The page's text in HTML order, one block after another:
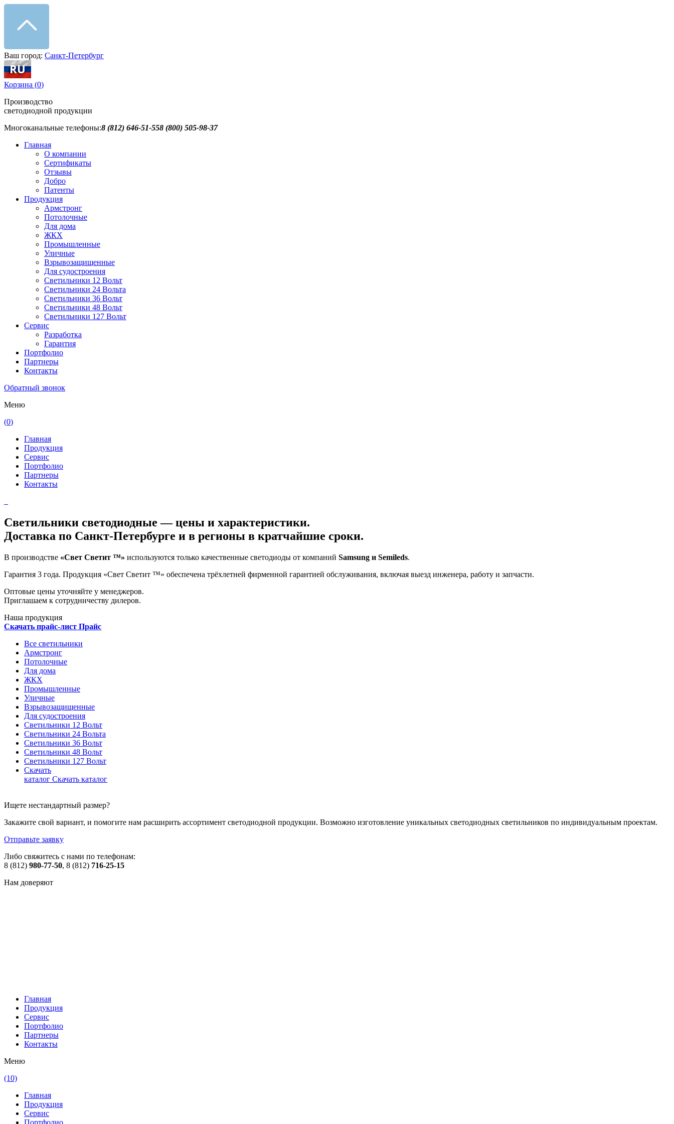
Ваш город: Санкт-Петербург
Корзина (0)
Производство
светодиодной продукции
Многоканальные телефоны:8 (812) 646-51-558 (800) 505-98-37
Главная
О компании
Сертификаты
Отзывы
Добро
Патенты
Продукция
Армстронг
Потолочные
Для дома
ЖКХ
Промышленные
Уличные
Взрывозащищенные
Для судостроения
Светильники 12 Вольт
Светильники 24 Вольта
Светильники 36 Вольт
Светильники 48 Вольт
Светильники 127 Вольт
Сервис
Разработка
Гарантия
Портфолио
Партнеры
Контакты
Обратный звонок
Меню
(0)
Главная
Продукция
Сервис
Портфолио
Партнеры
Контакты
Светильники светодиодные — цены и характеристики.
Доставка по Санкт-Петербурге и в регионы в кратчайшие сроки.
В производстве «Свет Светит ™» используются только качественные светодиоды от компаний Samsung и Semileds.
Гарантия 3 года. Продукция «Свет Светит ™» обеспечена трёхлетней фирменной гарантией обслуживания, включая выезд инженера, работу и запчасти.
Оптовые цены уточняйте у менеджеров.
Приглашаем к сотрудничеству дилеров.
Наша продукция
Скачать прайс-лист Прайс
Все светильники
Армстронг
Потолочные
Для дома
ЖКХ
Промышленные
Уличные
Взрывозащищенные
Для судостроения
Светильники 12 Вольт
Светильники 24 Вольта
Светильники 36 Вольт
Светильники 48 Вольт
Светильники 127 Вольт
Скачать
каталог Скачать каталог
Ищете нестандартный размер?
Закажите свой вариант, и помогите нам расширить ассортимент светодиодной продукции. Возможно изготовление уникальных светодиодных светильников по индивидуальным проектам.
Отправьте заявку
Либо свяжитесь с нами по телефонам:
8 (812) 980-77-50, 8 (812) 716-25-15
Нам доверяют
Главная
Продукция
Сервис
Портфолио
Партнеры
Контакты
Меню
(10)
Главная
Продукция
Сервис
Портфолио